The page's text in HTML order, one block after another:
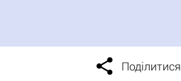
Поділитися